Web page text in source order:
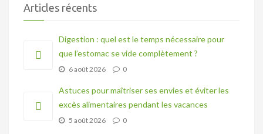
Articles récents
Digestion : quel est le temps nécessaire pour
que l’estomac se vide complètement ?
6 août 2026 0
Astuces pour maîtriser ses envies et éviter les
excès alimentaires pendant les vacances
5 août 2026 0